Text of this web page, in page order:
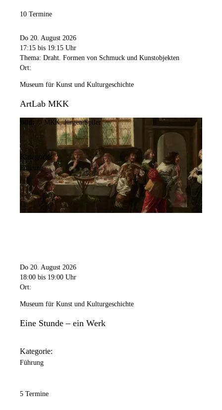
10 Termine
Do 20. August 2026
17:15 bis 19:15 Uhr
Thema: Draht. Formen von Schmuck und Kunstobjekten
Ort:
Museum für Kunst und Kulturgeschichte
ArtLab MKK
Bild: © MKK, Jürgen Spiler
Kategorie:
Führung
Do 20. August 2026
18:00 bis 19:00 Uhr
Ort:
Museum für Kunst und Kulturgeschichte
Eine Stunde – ein Werk
Kategorie:
Führung
5 Termine